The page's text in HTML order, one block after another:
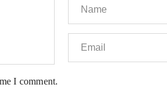
I comment.